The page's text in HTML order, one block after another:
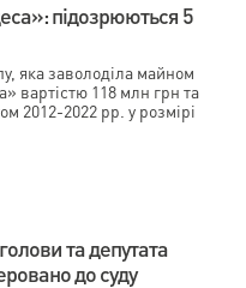
підозрюються 5
яка заволоділа майном
вартістю 118 млн грн та
2012-2022 рр. у розмірі
та депутата
до суду